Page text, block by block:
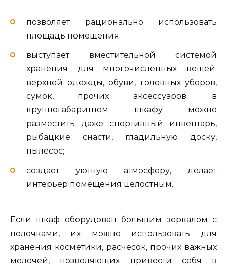
позволяет рационально использовать
площадь помещения;
выступает вместительной системой
хранения для многочисленных вещей:
верхней одежды, обуви, головных уборов,
сумок, прочих аксессуаров; в
крупногабаритном шкафу можно
разместить даже спортивный инвентарь,
рыбацкие снасти, гладильную доску,
пылесос;
создает уютную атмосферу, делает
интерьер помещения целостным.
Если шкаф оборудован большим зеркалом с
полочками, их можно использовать для
хранения косметики, расчесок, прочих важных
мелочей, позволяющих привести себя в